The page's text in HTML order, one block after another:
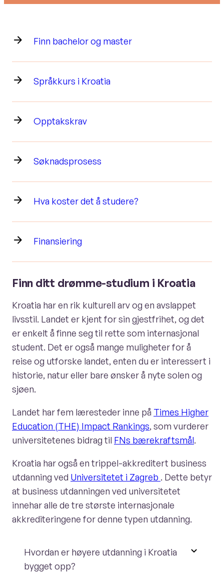
Finn bachelor og master
Språkkurs i Kroatia
Opptakskrav
Søknadsprosess
Hva koster det å studere?
Finansiering
Finn ditt drømme-studium i Kroatia
Kroatia har en rik kulturell arv og en avslappet
livsstil. Landet er kjent for sin gjestfrihet, og det
er enkelt å finne seg til rette som internasjonal
student. Det er også mange muligheter for å
reise og utforske landet, enten du er interessert i
historie, natur eller bare ønsker å nyte solen og
sjøen.
Landet har fem læresteder inne på Times Higher
Education (THE) Impact Rankings, som vurderer
universitetenes bidrag til FNs bærekraftsmål.
Kroatia har også en trippel-akkreditert business
utdanning ved Universitetet i Zagreb . Dette betyr
at business utdanningen ved universitetet
innehar alle de tre største internasjonale
akkrediteringene for denne typen utdanning.
Hvordan er høyere utdanning i Kroatia
bygget opp?